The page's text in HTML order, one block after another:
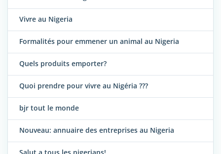
Vivre au Nigeria
Formalités pour emmener un animal au Nigeria
Quels produits emporter?
Quoi prendre pour vivre au Nigéria ???
bjr tout le monde
Nouveau: annuaire des entreprises au Nigeria